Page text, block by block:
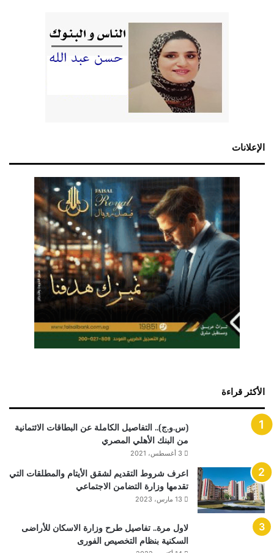
الإعلانات
الأكثر قراءة
(س.و.ج).. التفاصيل الكاملة عن البطاقات الائتمانية
من البنك الأهلي المصري
3 أغسطس، 2021
اعرف شروط التقديم لشقق الأيتام والمطلقات التي
تقدمها وزارة التضامن الاجتماعي
13 مارس، 2023
لاول مرة.. تفاصيل طرح وزارة الاسكان للأراضى
السكنية بنظام التخصيص الفورى